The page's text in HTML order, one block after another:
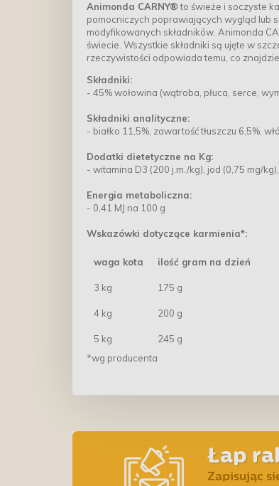
Animonda CARNY®to świeże i soczyste
pomocniczych poprawiających wygląd lub
modyfikowanych składników. Animonda
świecie. Wszystkie składniki są ujęte w
rzeczywistości odpowiada temu, co
Składniki:
- 45% wołowina (wątroba, płuca, serce,
Składniki analityczne:
- białko 11,5%, zawartość tłuszczu 6,5%,
Dodatki dietetyczne na Kg:
- witamina D3 (200 j.m./kg), jod (0,75 mg/
Energia metaboliczna:
- 0,41 MJ na 100 g
Wskazówki dotyczące karmienia*:
waga kota ilość gram na dzień
3 kg 175 g
4 kg 200 g
5 kg
245 g
*wg producenta
Łap
Zapisując